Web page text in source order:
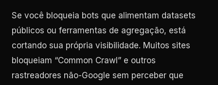
Se você bloqueia bots que alimentam datasets
públicos ou ferramentas de agregação, está
cortando sua própria visibilidade. Muitos sites
bloqueiam “Common Crawl” e outros
rastreadores não-Google sem perceber que